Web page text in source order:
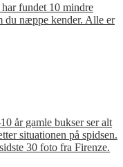
fundet 10 mindre
du næppe kender. Alle er
år gamle bukser ser alt
situationen på spidsen.
30 foto fra Firenze.